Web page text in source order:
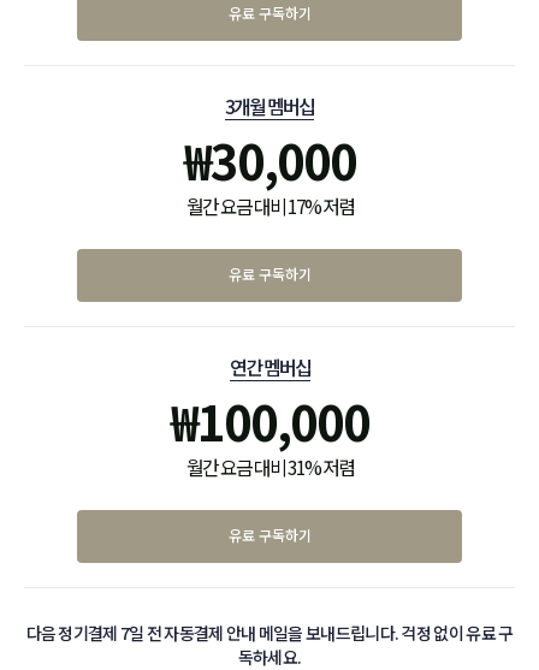
유료 구독하기
3개월 멤버십
₩30,000
월간 요금 대비 17% 저렴
유료 구독하기
연간 멤버십
₩100,000
월간 요금 대비 31% 저렴
유료 구독하기
다음 정기결제 7일 전 자동결제 안내 메일을 보내드립니다. 걱정 없이 유료 구
독하세요.